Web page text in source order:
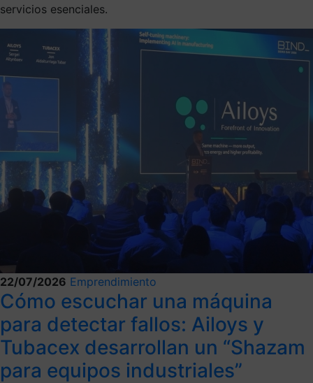
servicios esenciales.
22/07/2026 Emprendimiento
Cómo escuchar una máquina
para detectar fallos: Ailoys y
Tubacex desarrollan un “Shazam
para equipos industriales”